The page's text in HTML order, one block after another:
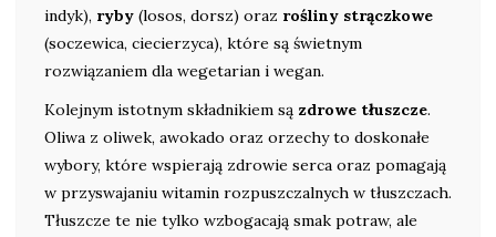
indyk), ryby (losos, dorsz) oraz rośliny strączkowe
(soczewica, ciecierzyca), które są świetnym
rozwiązaniem dla wegetarian i wegan.
Kolejnym istotnym składnikiem są zdrowe tłuszcze.
Oliwa z oliwek, awokado oraz orzechy to doskonałe
wybory, które wspierają zdrowie serca oraz pomagają
w przyswajaniu witamin rozpuszczalnych w tłuszczach.
Tłuszcze te nie tylko wzbogacają smak potraw, ale